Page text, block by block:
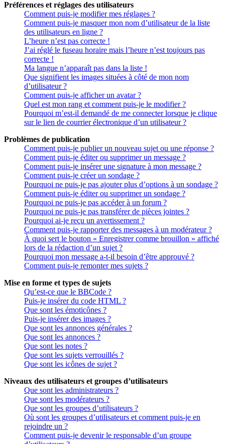
Préférences et réglages des utilisateurs
Comment puis-je modifier mes réglages ?
Comment puis-je masquer mon nom d’utilisateur de la liste
des utilisateurs en ligne ?
L’heure n’est pas correcte !
J’ai réglé le fuseau horaire mais l’heure n’est toujours pas
correcte !
Ma langue n’apparaît pas dans la liste !
Que signifient les images situées à côté de mon nom
d’utilisateur ?
Comment puis-je afficher un avatar ?
Quel est mon rang et comment puis-je le modifier ?
Pourquoi m’est-il demandé de me connecter lorsque je clique
sur le lien de courrier électronique d’un utilisateur ?
Problèmes de publication
Comment puis-je publier un nouveau sujet ou une réponse ?
Comment puis-je éditer ou supprimer un message ?
Comment puis-je insérer une signature à mon message ?
Comment puis-je créer un sondage ?
Pourquoi ne puis-je pas ajouter plus d’options à un sondage ?
Comment puis-je éditer ou supprimer un sondage ?
Pourquoi ne puis-je pas accéder à un forum ?
Pourquoi ne puis-je pas transférer de pièces jointes ?
Pourquoi ai-je reçu un avertissement ?
Comment puis-je rapporter des messages à un modérateur ?
À quoi sert le bouton « Enregistrer comme brouillon » affiché
lors de la rédaction d’un sujet ?
Pourquoi mon message a-t-il besoin d’être approuvé ?
Comment puis-je remonter mes sujets ?
Mise en forme et types de sujets
Qu’est-ce que le BBCode ?
Puis-je insérer du code HTML ?
Que sont les émoticônes ?
Puis-je insérer des images ?
Que sont les annonces générales ?
Que sont les annonces ?
Que sont les notes ?
Que sont les sujets verrouillés ?
Que sont les icônes de sujet ?
Niveaux des utilisateurs et groupes d’utilisateurs
Que sont les administrateurs ?
Que sont les modérateurs ?
Que sont les groupes d’utilisateurs ?
Où sont les groupes d’utilisateurs et comment puis-je en
rejoindre un ?
Comment puis-je devenir le responsable d’un groupe